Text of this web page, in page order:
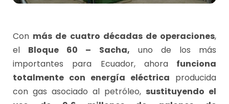
Con más de cuatro décadas de operaciones,
el Bloque 60 – Sacha, uno de los más
importantes para Ecuador, ahorafunciona
totalmente con energía eléctrica producida
con gas asociado al petróleo, sustituyendo el